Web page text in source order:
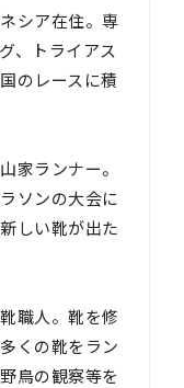
シア在住。専
、トライアス
のレースに積
家ランナー。
ソンの大会に
しい靴が出た
靴職人。靴を修
くの靴をラン
鳥の観察等を